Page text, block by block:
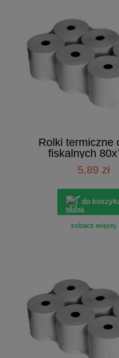
Rolki termiczne
fiskalnych
5,89 zł
do
zobacz więcej